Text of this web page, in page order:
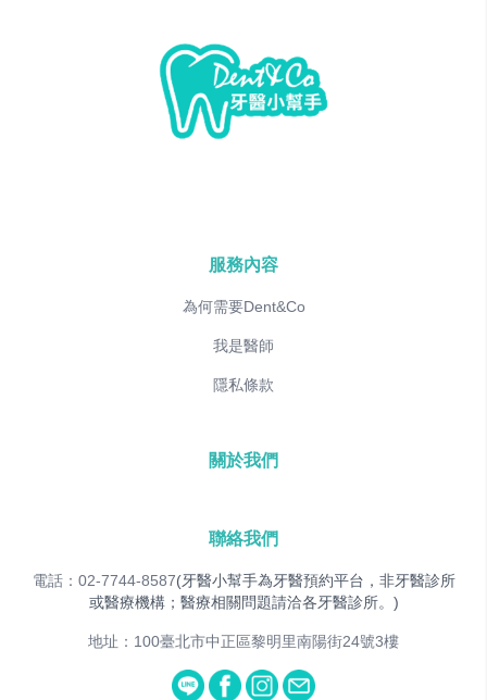
服務內容
為何需要Dent&Co
我是醫師
隱私條款
關於我們
聯絡我們
電話：02-7744-8587(牙醫小幫手為牙醫預約平台，非牙醫診所
或醫療機構；醫療相關問題請洽各牙醫診所。)
地址：100臺北市中正區黎明里南陽街24號3樓